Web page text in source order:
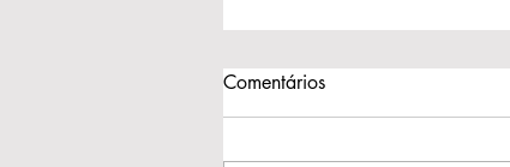
Comentários